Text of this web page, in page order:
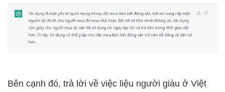
Bên cạnh đó, trả lời về việc liệu người giàu ở Việt